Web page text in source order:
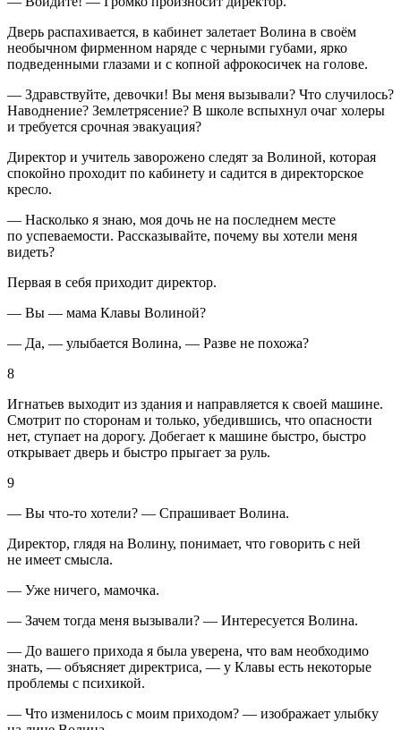
Дверь распахивается, в кабинет залетает Волина в своём
необычном фирменном наряде с черными губами, ярко
подведенными глазами и с копной афрокосичек на голове.
— Здравствуйте, девочки! Вы меня вызывали? Что случилось?
Наводнение? Землетрясение? В школе вспыхнул очаг холеры
и требуется срочная эвакуация?
Директор и учитель заворожено следят за Волиной, которая
спокойно проходит по кабинету и садится в директорское
кресло.
— Насколько я знаю, моя дочь не на последнем месте
по успеваемости. Рассказывайте, почему вы хотели меня
видеть?
Первая в себя приходит директор.
— Вы — мама Клавы Волиной?
— Да, — улыбается Волина, — Разве не похожа?
8
Игнатьев выходит из здания и направляется к своей машине.
Смотрит по сторонам и только, убедившись, что опасности
нет, ступает на дорогу. Добегает к машине быстро, быстро
открывает дверь и быстро прыгает за руль.
9
— Вы что-то хотели? — Спрашивает Волина.
Директор, глядя на Волину, понимает, что говорить с ней
не имеет смысла.
— Уже ничего, мамочка.
— Зачем тогда меня вызывали? — Интересуется Волина.
— До вашего прихода я была уверена, что вам необходимо
знать, — объясняет директриса, — у Клавы есть некоторые
проблемы с психикой.
— Что изменилось с моим приходом? — изображает улыбку